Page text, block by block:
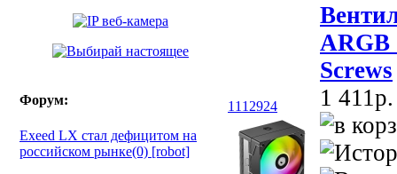
Форум:
Exeed LX стал дефицитом на
российском рынке(0) [robot]
1112924
ARGB
Screws
1 411p.